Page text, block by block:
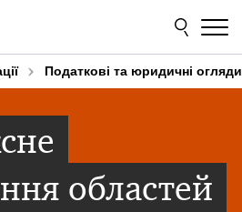
Податкові та юридичні огляди
областей